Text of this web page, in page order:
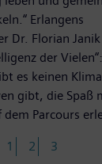
Erlangens
Dr. Florian
der
es keinen
gibt, die Spaß
Parcours
1 2 3